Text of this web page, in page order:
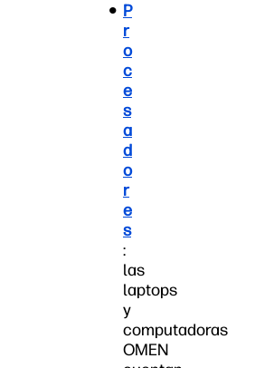
P
r
o
c
e
s
a
d
o
r
e
s
:
las
laptops
y
computadoras
OMEN